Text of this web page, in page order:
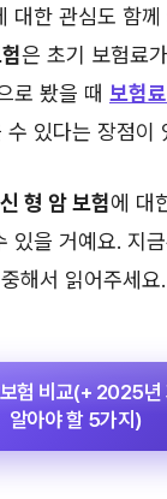
대한 관심도 함
은 초기 보험료
로 봤을 때 보험
수 있다는 장점이
형 암 보험에 대
있을 거예요. 지
해서 읽어주세요.
험 비교(+ 2025년
알아야 할 5가지)